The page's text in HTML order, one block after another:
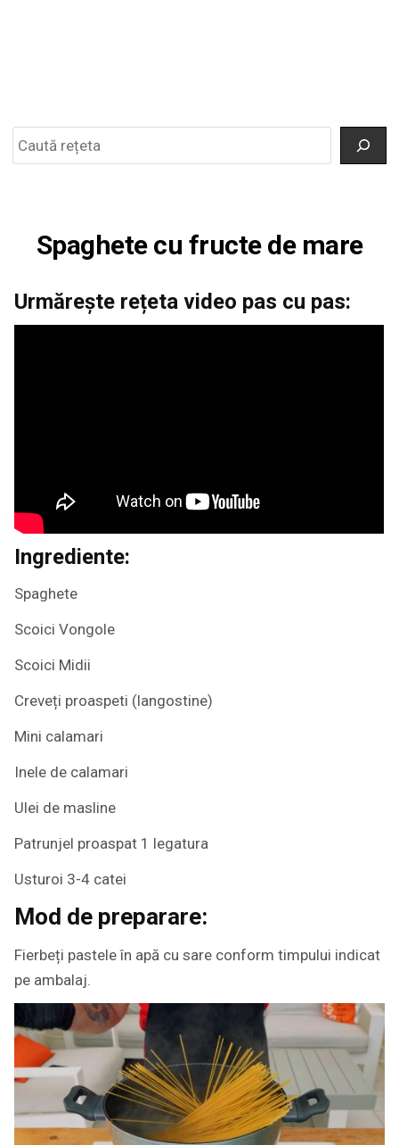
Spaghete cu fructe de mare
Urmărește rețeta video pas cu pas:
Ingrediente:
Spaghete
Scoici Vongole
Scoici Midii
Creveți proaspeti (langostine)
Mini calamari
Inele de calamari
Ulei de masline
Patrunjel proaspat 1 legatura
Usturoi 3-4 catei
Mod de preparare:
Fierbeți pastele în apă cu sare conform timpului indicat
pe ambalaj.